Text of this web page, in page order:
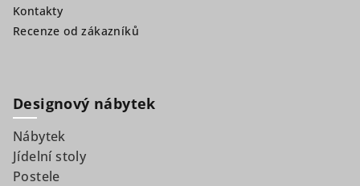
Kontakty
Recenze od zákazníků
Designový nábytek
Nábytek
Jídelní stoly
Postele